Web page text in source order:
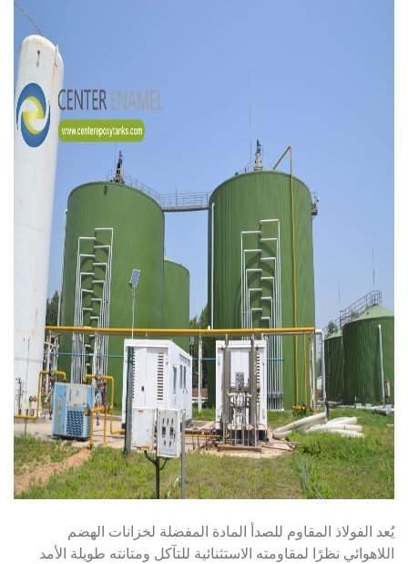
يُعد الفولاذ المقاوم للصدأ المادة المفضلة لخزانات الهضم
اللاهوائي نظرًا لمقاومته الاستثنائية للتآكل ومتانته طويلة الأمد